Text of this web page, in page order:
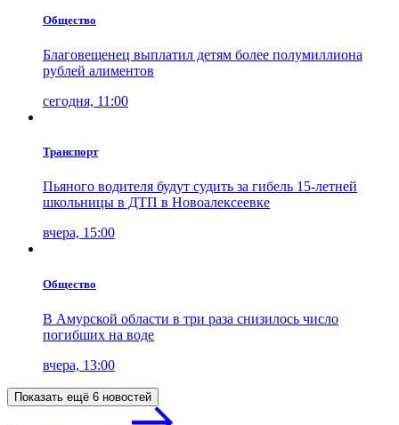
Общество
Благовещенец выплатил детям более полумиллиона
рублей алиментов
сегодня, 11:00
Транспорт
Пьяного водителя будут судить за гибель 15-летней
школьницы в ДТП в Новоалексеевке
вчера, 15:00
Общество
В Амурской области в три раза снизилось число
погибших на воде
вчера, 13:00
Показать ещё 6 новостей